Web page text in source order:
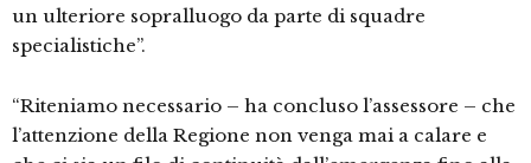
un ulteriore sopralluogo da parte di squadre
specialistiche”.
“Riteniamo necessario – ha concluso l’assessore – che
l’attenzione della Regione non venga mai a calare e